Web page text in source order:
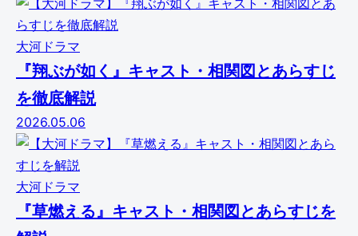
大河ドラマ
『翔ぶが如く』キャスト・相関図とあらすじ
を徹底解説
2026.05.06
大河ドラマ
『草燃える』キャスト・相関図とあらすじを